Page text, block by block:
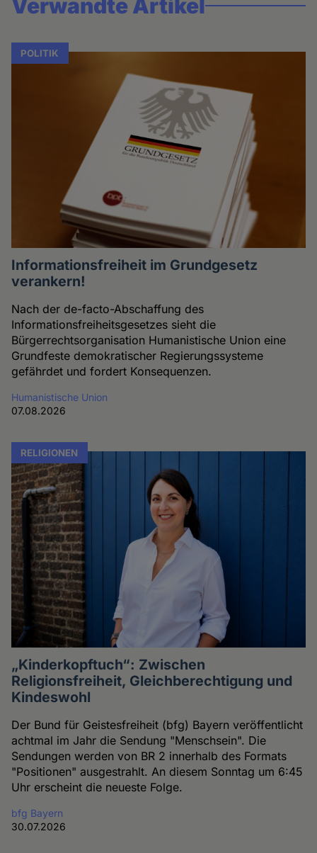
Verwandte Artikel
POLITIK
Informationsfreiheit im Grundgesetz
verankern!
Nach der de-facto-Abschaffung des
Informationsfreiheitsgesetzes sieht die
Bürgerrechtsorganisation Humanistische Union eine
Grundfeste demokratischer Regierungssysteme
gefährdet und fordert Konsequenzen.
Humanistische Union
07.08.2026
RELIGIONEN
„Kinderkopftuch“: Zwischen
Religionsfreiheit, Gleichberechtigung und
Kindeswohl
Der Bund für Geistesfreiheit (bfg) Bayern veröffentlicht
achtmal im Jahr die Sendung "Menschsein". Die
Sendungen werden von BR 2 innerhalb des Formats
"Positionen" ausgestrahlt. An diesem Sonntag um 6:45
Uhr erscheint die neueste Folge.
bfg Bayern
30.07.2026